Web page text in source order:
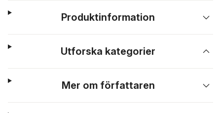
Produktinformation
Utforska kategorier
Mer om författaren